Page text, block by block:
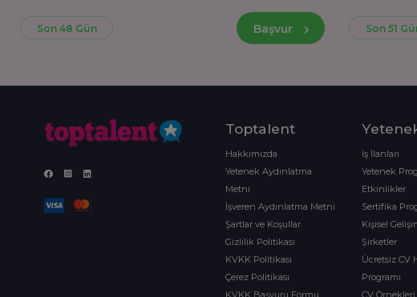
Son 48 Gün Başvur Son 51
Toptalent
Hakkımızda
Yetenek Aydınlatma
Metni
İşveren Aydınlatma Metni
Şartlar ve Koşullar
Gizlilik Politikası
KVKK Politikası
Çerez Politikası
KVKK Başvuru Formu
İş İlanları
Yetenek
Etkinlikler
Sertifika
Kişisel
Şirketler
Ücretsiz CV
Programı
CV Örnekleri